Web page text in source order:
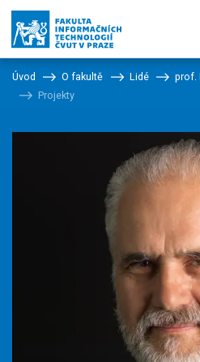
Úvod O fakultě Lidé
prof.
Projekty